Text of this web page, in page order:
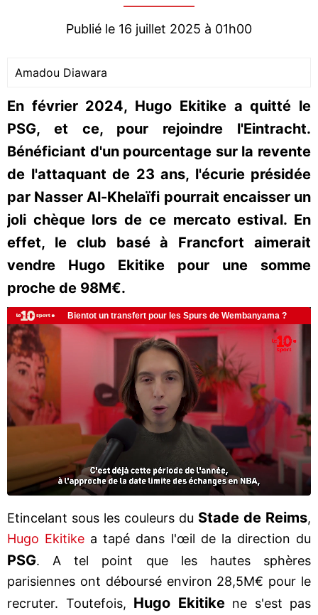
Publié le 16 juillet 2025 à 01h00
Amadou Diawara
En février 2024, Hugo Ekitike a quitté le
PSG, et ce, pour rejoindre l'Eintracht.
Bénéficiant d'un pourcentage sur la revente
de l'attaquant de 23 ans, l'écurie présidée
par Nasser Al-Khelaïfi pourrait encaisser un
joli chèque lors de ce mercato estival. En
effet, le club basé à Francfort aimerait
vendre Hugo Ekitike pour une somme
proche de 98M€.
Etincelant sous les couleurs du Stade de Reims,
Hugo Ekitike a tapé dans l'œil de la direction du
PSG. A tel point que les hautes sphères
parisiennes ont déboursé environ 28,5M€ pour le
recruter. Toutefois, Hugo Ekitike ne s'est pas